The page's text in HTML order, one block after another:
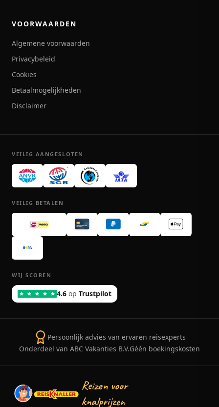
VOORWAARDEN
Algemene voorwaarden
Privacybeleid
Cookies
Betaalmogelijkheden
Disclaimer
VEILIG AANGESLOTEN
VEILIG BETALEN
WIJ SCOREN
4.6 op Trustpilot
Persoonlijk advies van ervaren reisexperts
Onderdeel van ABC Vakanties B.V.Géén boekingskosten
Reizen voor
knalprijzen